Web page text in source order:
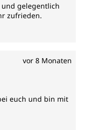
gelegentlich
zufrieden.
vor 8 Monaten
5 von 5 Sternen
euch und bin mit